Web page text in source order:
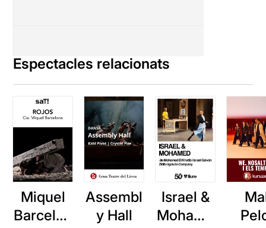
Espectacles relacionats
Miquel
Barcelon
Assembl
y Hall
Israel &
Mohame